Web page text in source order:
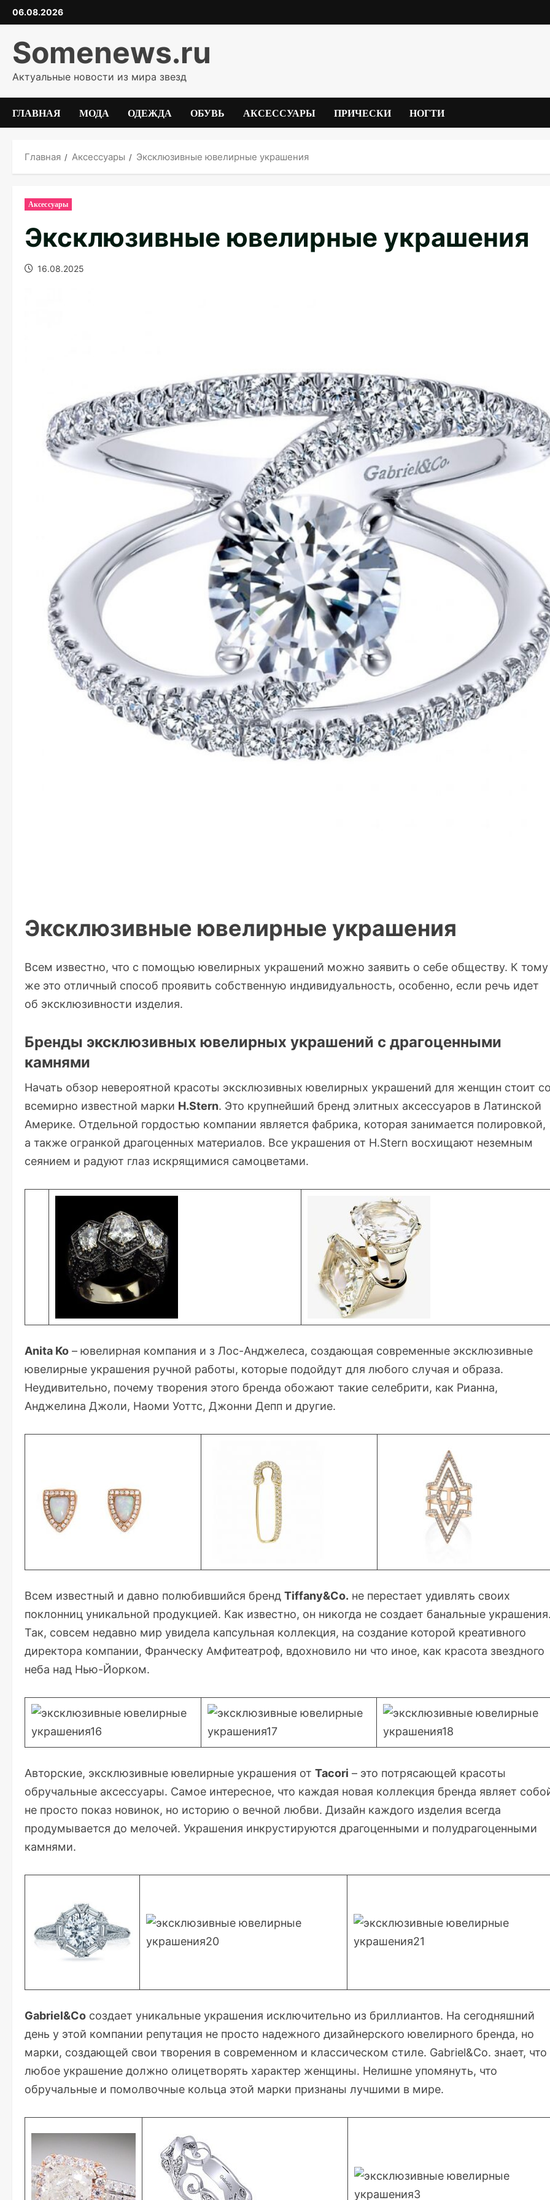
Перейти
к
содержимому
06.08.2026
Somenews.ru
Актуальные новости из мира звезд
ГЛАВНАЯ МОДА ОДЕЖДА ОБУВЬ АКСЕССУАРЫ ПРИЧЕСКИ НОГТИ
Главная Аксессуары Эксклюзивные ювелирные украшения
Аксессуары
Эксклюзивные ювелирные украшения
16.08.2025
Эксклюзивные ювелирные украшения
Всем известно, что с помощью ювелирных украшений можно заявить о себе обществу. К тому
же это отличный способ проявить собственную индивидуальность, особенно, если речь идет
об эксклюзивности изделия.
Бренды эксклюзивных ювелирных украшений с драгоценными
камнями
Начать обзор невероятной красоты эксклюзивных ювелирных украшений для женщин стоит
всемирно известной марки H.Stern. Это крупнейший бренд элитных аксессуаров в Латинской
Америке. Отдельной гордостью компании является фабрика, которая занимается полировкой,
а также огранкой драгоценных материалов. Все украшения от H.Stern восхищают неземным
сеянием и радуют глаз искрящимися самоцветами.
Anita Ko – ювелирная компания и з Лос-Анджелеса, создающая современные эксклюзивные
ювелирные украшения ручной работы, которые подойдут для любого случая и образа.
Неудивительно, почему творения этого бренда обожают такие селебрити, как Рианна,
Анджелина Джоли, Наоми Уоттс, Джонни Депп и другие.
Всем известный и давно полюбившийся бренд Tiffany&Co. не перестает удивлять своих
поклонниц уникальной продукцией. Как известно, он никогда не создает банальные
Так, совсем недавно мир увидела капсульная коллекция, на создание которой креативного
директора компании, Франческу Амфитеатроф, вдохновило ни что иное, как красота звездного
неба над Нью-Йорком.
Авторские, эксклюзивные ювелирные украшения от Tacori – это потрясающей красоты
обручальные аксессуары. Самое интересное, что каждая новая коллекция бренда являет
не просто показ новинок, но историю о вечной любви. Дизайн каждого изделия всегда
продумывается до мелочей. Украшения инкрустируются драгоценными и полудрагоценными
камнями.
Gabriel&Co создает уникальные украшения исключительно из бриллиантов. На сегодняшний
день у этой компании репутация не просто надежного дизайнерского ювелирного бренда, но
марки, создающей свои творения в современном и классическом стиле. Gabriel&Co. знает, что
любое украшение должно олицетворять характер женщины. Нелишне упомянуть, что
обручальные и помолвочные кольца этой марки признаны лучшими в мире.